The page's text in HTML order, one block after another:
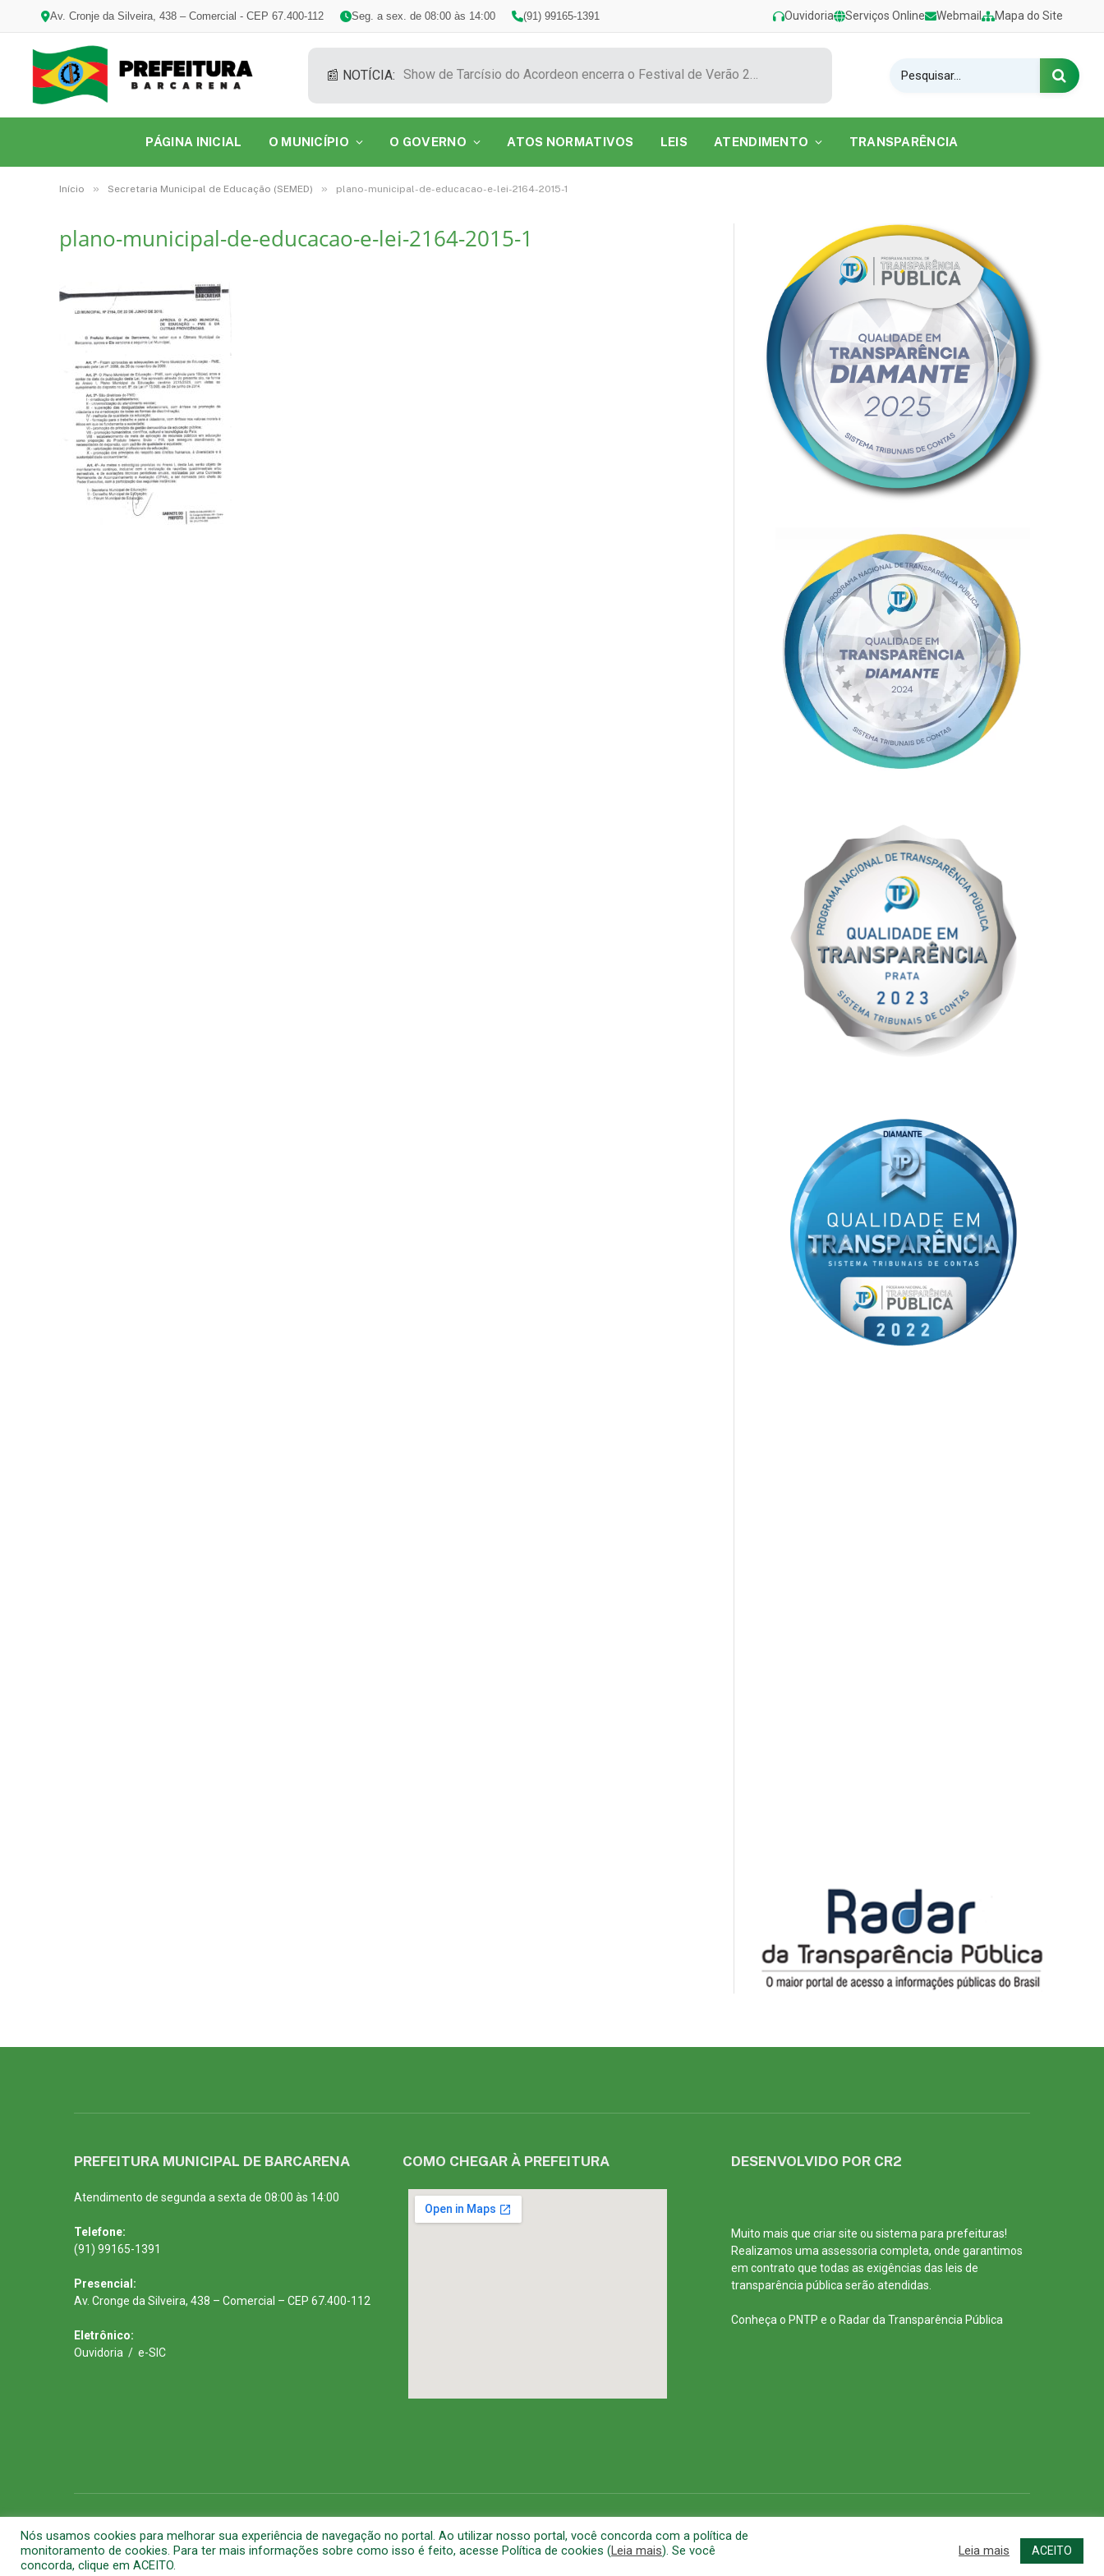
Av. Cronje da Silveira, 438 – Comercial - CEP 67.400-112 Seg. a sex. de 08:00 às 14:00 (91) 99165-1391 Ouvidoria Serviços Online Webmail Mapa do Site
📰 NOTÍCIA: Show de Tarcísio do Acordeon encerra o Festival de Verão 2026 na Praia do Caripi
PÁGINA INICIAL O MUNICÍPIO O GOVERNO ATOS NORMATIVOS LEIS ATENDIMENTO TRANSPARÊNCIA
Início » Secretaria Municipal de Educação (SEMED) » plano-municipal-de-educacao-e-lei-2164-2015-1
plano-municipal-de-educacao-e-lei-2164-2015-1
PREFEITURA MUNICIPAL DE BARCARENA
Atendimento de segunda a sexta de 08:00 às 14:00
Telefone:
(91) 99165-1391
Presencial:
Av. Cronge da Silveira, 438 – Comercial – CEP 67.400-112
Eletrônico:
Ouvidoria / e-SIC
COMO CHEGAR À PREFEITURA DESENVOLVIDO POR CR2
Muito mais que criar site ou sistema para prefeituras!
Realizamos uma assessoria completa, onde garantimos
em contrato que todas as exigências das leis de
transparência pública serão atendidas.
Conheça o PNTP e o Radar da Transparência Pública
Nós usamos cookies para melhorar sua experiência de navegação no portal. Ao utilizar nosso portal, você concorda com a política de
monitoramento de cookies. Para ter mais informações sobre como isso é feito, acesse Política de cookies (Leia mais). Se você
concorda, clique em ACEITO.
Leia mais ACEITO